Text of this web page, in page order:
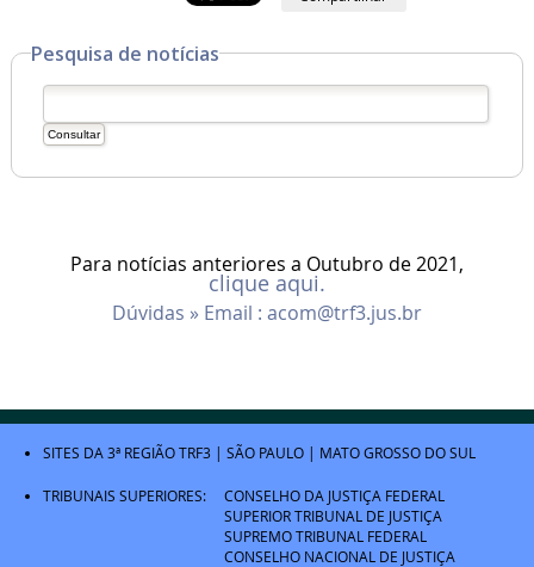
Pesquisa de notícias
Para notícias anteriores a Outubro de 2021,
clique aqui.
Dúvidas » Email : acom@trf3.jus.br
SITES DA 3ª REGIÃOTRF3 | SÃO PAULO | MATO GROSSO DO SUL
TRIBUNAIS SUPERIORES:
CONSELHO DA JUSTIÇA FEDERAL
SUPERIOR TRIBUNAL DE JUSTIÇA
SUPREMO TRIBUNAL FEDERAL
CONSELHO NACIONAL DE JUSTIÇA